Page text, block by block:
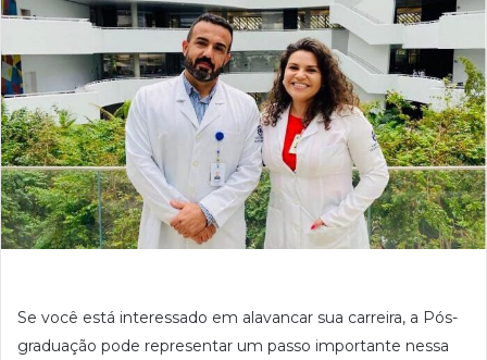
Se você está interessado em alavancar sua carreira, a Pós-
graduação pode representar um passo importante nessa